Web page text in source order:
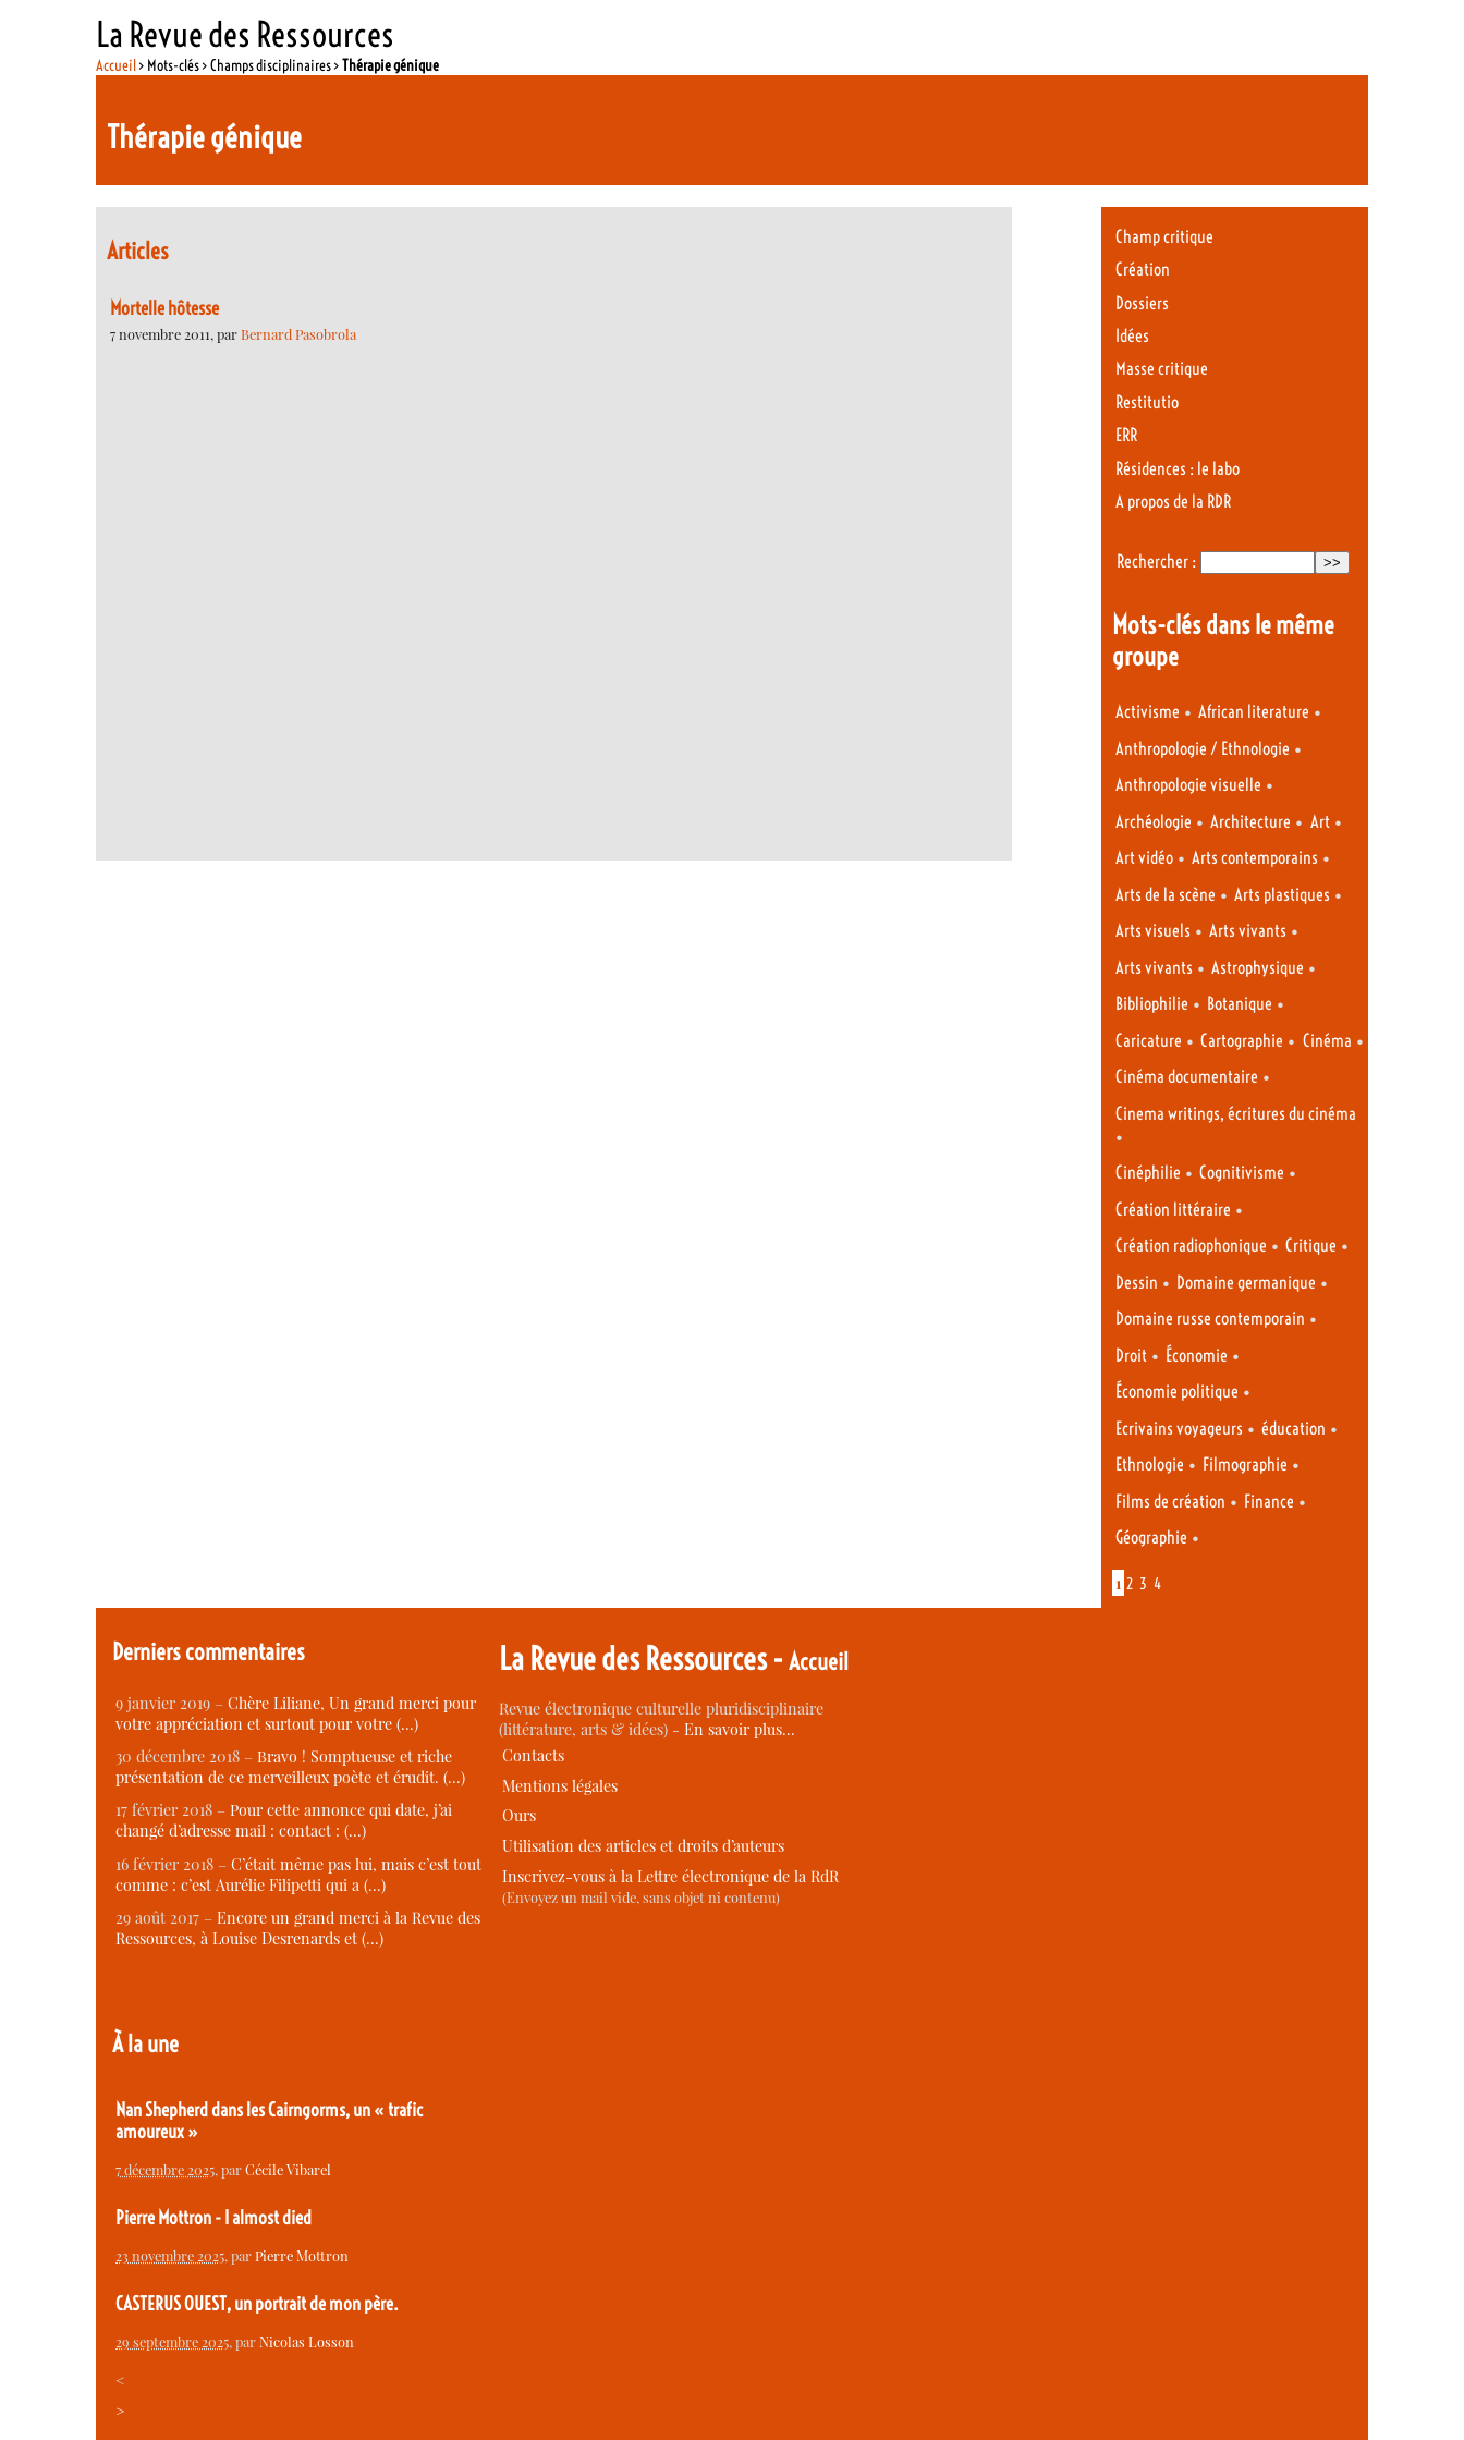
La Revue des Ressources
Accueil> Mots-clés > Champs disciplinaires >Thérapie génique
Thérapie génique
Articles
Mortelle hôtesse
7 novembre 2011, parBernard Pasobrola
Champ critique
Création
Dossiers
Idées
Masse critique
Restitutio
ERR
Résidences : le labo
A propos de la RDR
Rechercher :
Mots-clés dans le même
groupe
Activisme • African literature •
Anthropologie / Ethnologie •
Anthropologie visuelle •
Archéologie • Architecture • Art•
Art vidéo • Arts contemporains •
Arts de la scène • Arts plastiques •
Arts visuels • Arts vivants •
Arts vivants • Astrophysique •
Bibliophilie • Botanique •
Caricature • Cartographie • Cinéma •
Cinéma documentaire •
Cinema writings, écritures du cinéma
•
Cinéphilie • Cognitivisme •
Création littéraire •
Création radiophonique • Critique •
Dessin • Domaine germanique •
Domaine russe contemporain •
Droit • Économie •
Économie politique •
Ecrivains voyageurs • éducation •
Ethnologie • Filmographie •
Films de création • Finance •
Géographie •
1 2 3 4
Derniers commentaires
9 janvier 2019 – Chère Liliane, Un grand merci pour
votre appréciation et surtout pour votre (…)
30 décembre 2018 – Bravo ! Somptueuse et riche
présentation de ce merveilleux poète et érudit. (…)
17 février 2018 – Pour cette annonce qui date, j’ai
changé d’adresse mail : contact : (…)
16 février 2018 – C’était même pas lui, mais c’est tout
comme : c’est Aurélie Filipetti qui a (…)
29 août 2017 – Encore un grand merci à la Revue des
Ressources, à Louise Desrenards et (…)
À la une
Nan Shepherd dans les Cairngorms, un « trafic
amoureux »
7 décembre 2025, parCécile Vibarel
Pierre Mottron - I almost died
23 novembre 2025, parPierre Mottron
CASTERUS OUEST, un portrait de mon père.
29 septembre 2025, parNicolas Losson
<
>
La Revue des Ressources -Accueil
Revue électronique culturelle pluridisciplinaire
(littérature, arts & idées) -En savoir plus…
Contacts
Mentions légales
Ours
Utilisation des articles et droits d’auteurs
Inscrivez-vous à la Lettre électronique de la RdR
(Envoyez un mail vide, sans objet ni contenu)